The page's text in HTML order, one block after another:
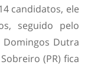
candidatos, ele
seguido pelo
Domingos Dutra
(PR) fica